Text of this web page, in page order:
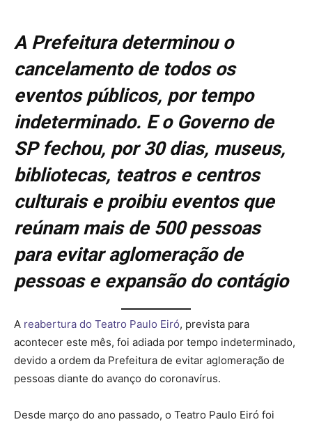
A Prefeitura determinou o
cancelamento de todos os
eventos públicos, por tempo
indeterminado. E o Governo de
SP fechou, por 30 dias, museus,
bibliotecas, teatros e centros
culturais e proibiu eventos que
reúnam mais de 500 pessoas
para evitar aglomeração de
pessoas e expansão do contágio
A reabertura do Teatro Paulo Eiró, prevista para
acontecer este mês, foi adiada por tempo indeterminado,
devido a ordem da Prefeitura de evitar aglomeração de
pessoas diante do avanço do coronavírus.
Desde março do ano passado, o Teatro Paulo Eiró foi